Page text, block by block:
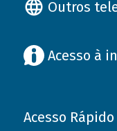
Outros
Acesso à
Acesso Rápido